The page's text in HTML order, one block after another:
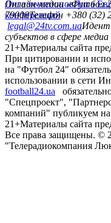
Лига чемпионовЛига
конференций
Онлайн-медиа «Футбол
79008Телефон +380 (32)
legal@24tv.com.ua
субъектов в сфере
21+Материалы сайта
При цитировании и
на "Футбол 24"
использовании в сети
football24.ua
"Спецпроект",
компаний" публикуем
21+Материалы сайта
Все права защищены. ©
"Телерадиокомпания